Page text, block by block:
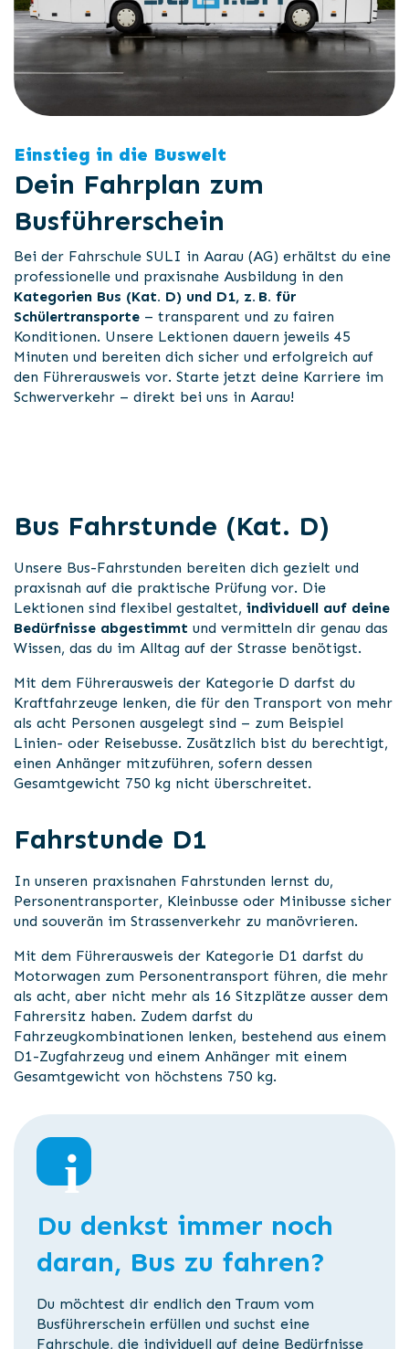
Einstieg in die Buswelt
Dein Fahrplan zum
Busführerschein
Bei der Fahrschule SULI in Aarau (AG) erhältst du eine
professionelle und praxisnahe Ausbildung in den
Kategorien Bus (Kat. D) und D1, z. B. für
Schülertransporte – transparent und zu fairen
Konditionen. Unsere Lektionen dauern jeweils 45
Minuten und bereiten dich sicher und erfolgreich auf
den Führerausweis vor. Starte jetzt deine Karriere im
Schwerverkehr – direkt bei uns in Aarau!
Bus Fahrstunde (Kat. D)
Unsere Bus-Fahrstunden bereiten dich gezielt und
praxisnah auf die praktische Prüfung vor. Die
Lektionen sind flexibel gestaltet, individuell auf deine
Bedürfnisse abgestimmt und vermitteln dir genau das
Wissen, das du im Alltag auf der Strasse benötigst.
Mit dem Führerausweis der Kategorie D darfst du
Kraftfahrzeuge lenken, die für den Transport von mehr
als acht Personen ausgelegt sind – zum Beispiel
Linien- oder Reisebusse. Zusätzlich bist du berechtigt,
einen Anhänger mitzuführen, sofern dessen
Gesamtgewicht 750 kg nicht überschreitet.
Fahrstunde D1
In unseren praxisnahen Fahrstunden lernst du,
Personentransporter, Kleinbusse oder Minibusse sicher
und souverän im Strassenverkehr zu manövrieren.
Mit dem Führerausweis der Kategorie D1 darfst du
Motorwagen zum Personentransport führen, die mehr
als acht, aber nicht mehr als 16 Sitzplätze ausser dem
Fahrersitz haben. Zudem darfst du
Fahrzeugkombinationen lenken, bestehend aus einem
D1-Zugfahrzeug und einem Anhänger mit einem
Gesamtgewicht von höchstens 750 kg.
Du denkst immer noch
daran, Bus zu fahren?
Du möchtest dir endlich den Traum vom
Busführerschein erfüllen und suchst eine
Fahrschule, die individuell auf deine Bedürfnisse